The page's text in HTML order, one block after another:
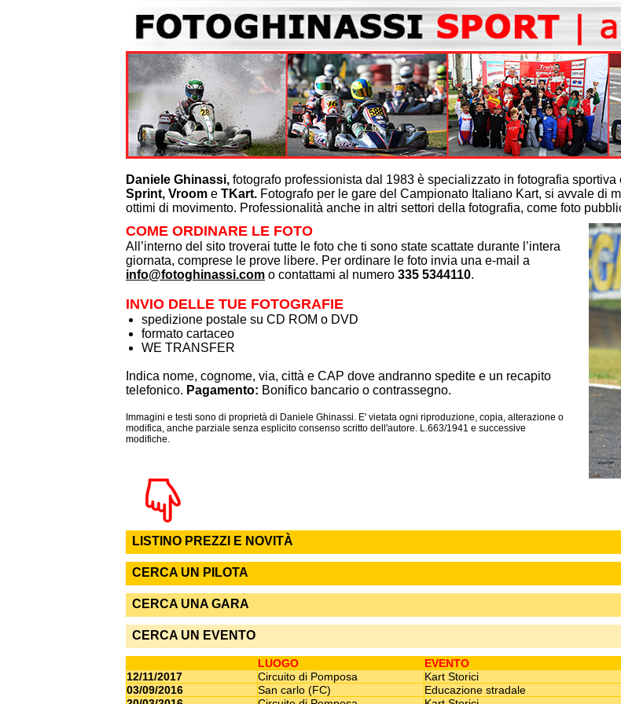
Daniele Ghinassi, fotografo professionista dal 1983 è specializzato in fotografia
Sprint, Vroom e TKart. Fotografo per le gare del Campionato Italiano Kart, si avvale di
ottimi di movimento. Professionalità anche in altri settori della fotografia, come foto
COME ORDINARE LE FOTO
All’interno del sito troverai tutte le foto che ti sono state scattate durante l’intera
giornata, comprese le prove libere. Per ordinare le foto invia una e-mail a
info@fotoghinassi.com o contattami al numero 335 5344110.
INVIO DELLE TUE FOTOGRAFIE
spedizione postale su CD ROM o DVD
formato cartaceo
WE TRANSFER
Indica nome, cognome, via, città e CAP dove andranno spedite e un recapito
telefonico. Pagamento: Bonifico bancario o contrassegno.
Immagini e testi sono di proprietà di Daniele Ghinassi. E' vietata ogni riproduzione, copia, alterazione o
modifica, anche parziale senza esplicito consenso scritto dell'autore. L.663/1941 e successive
modifiche.
LISTINO PREZZI E NOVITÀ
wetransfer
€. 50,00
Files in alta risoluzione scelti da gare diverse €. 20,00
cad. (minimo 2)
€. 40,00
Files in media risoluzione scelti da gare diverse €.
10,00 cad. (minimo 4)
€. 40,00
Files in bassa risoluzione scelti da gare diverse €.
8,00 cad. (minimo 5)
€. 40,00
Stampe 15x23 €. 8,00 cad. (minimo 4)
€. 32,00
Stampe 20x30 €. 10,00 cad. (minimo 3)
€. 30,00
1 Stampa 30x45
€. 25,00
1 Stampa poster 50x75
€. 45,00
1 Stampa poster 70x100
1 Stampa poster 100x150
€. 130,00
1 Calendario 30x45 personalizzato
€. 29,00
5 Calendari 30x45 personalizzati
10 Calendari 30x45 personalizzati
CERCA UN PILOTA
CERCA UNA GARA
CERCA UN EVENTO
LUOGO
EVENTO
12/11/2017
Circuito di Pomposa Kart Storici
03/09/2016
San carlo (FC) Educazione stradale